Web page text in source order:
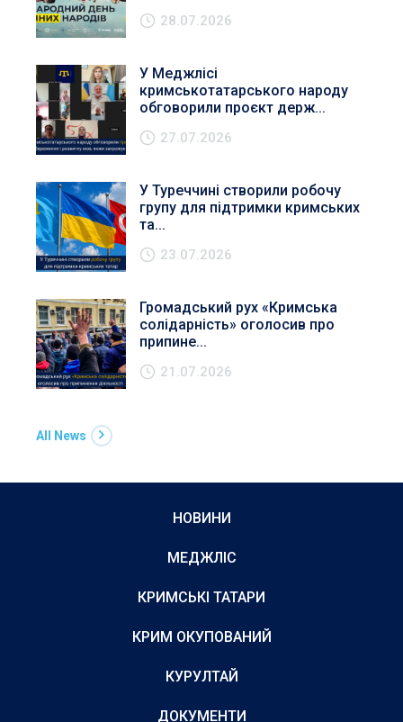
28.07.2026
У Меджлісі
кримськотатарського народу
обговорили проєкт держ...
27.07.2026
У Туреччині створили робочу
групу для підтримки кримських
та...
23.07.2026
Громадський рух «Кримська
солідарність» оголосив про
припине...
21.07.2026
All News
НОВИНИ
МЕДЖЛІС
КРИМСЬКІ ТАТАРИ
КРИМ ОКУПОВАНИЙ
КУРУЛТАЙ
ДОКУМЕНТИ